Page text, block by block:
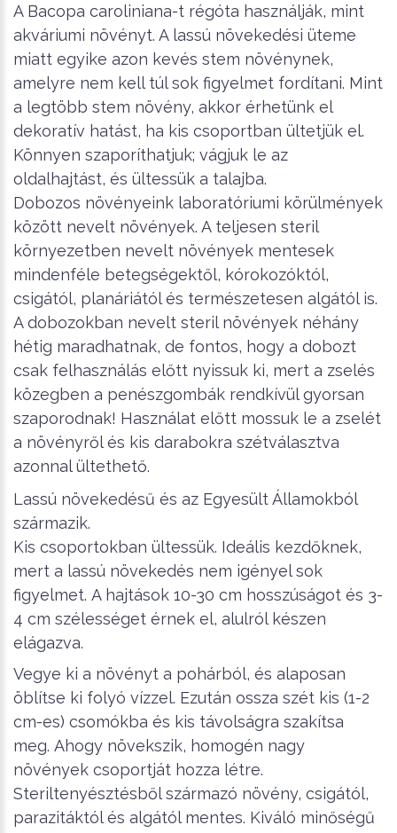
A Bacopa caroliniana-t régóta használják, mint
akváriumi növényt. A lassú növekedési üteme
miatt egyike azon kevés stem növénynek,
amelyre nem kell túl sok figyelmet fordítani. Mint
a legtöbb stem növény, akkor érhetünk el
dekoratív hatást, ha kis csoportban ültetjük el.
Könnyen szaporíthatjuk; vágjuk le az
oldalhajtást, és ültessük a talajba.
Dobozos növényeink laboratóriumi körülmények
között nevelt növények. A teljesen steril
környezetben nevelt növények mentesek
mindenféle betegségektől, kórokozóktól,
csigától, planáriától és természetesen algától is.
A dobozokban nevelt steril növények néhány
hétig maradhatnak, de fontos, hogy a dobozt
csak felhasználás előtt nyissuk ki, mert a zselés
közegben a penészgombák rendkívül gyorsan
szaporodnak! Használat előtt mossuk le a zselét
a növényről és kis darabokra szétválasztva
azonnal ültethető.
Lassú növekedésű és az Egyesült Államokból
származik.
Kis csoportokban ültessük. Ideális kezdőknek,
mert a lassú növekedés nem igényel sok
figyelmet. A hajtások 10-30 cm hosszúságot és 3-
4 cm szélességet érnek el, alulról készen
elágazva.
Vegye ki a növényt a pohárból, és alaposan
öblítse ki folyó vízzel. Ezután ossza szét kis (1-2
cm-es) csomókba és kis távolságra szakítsa
meg. Ahogy növekszik, homogén nagy
növények csoportját hozza létre.
Steriltenyésztésből származó növény, csigától,
parazitáktól és algától mentes. Kiváló minőségű